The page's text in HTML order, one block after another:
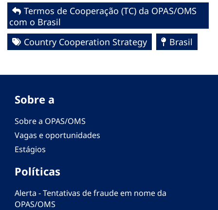
Termos de Cooperação (TC) da OPAS/OMS
com o Brasil
Country Cooperation Strategy
Brasil
Sobre a
Sobre a OPAS/OMS
Vagas e oportunidades
Estágios
Políticas
Alerta - Tentativas de fraude em nome da
OPAS/OMS